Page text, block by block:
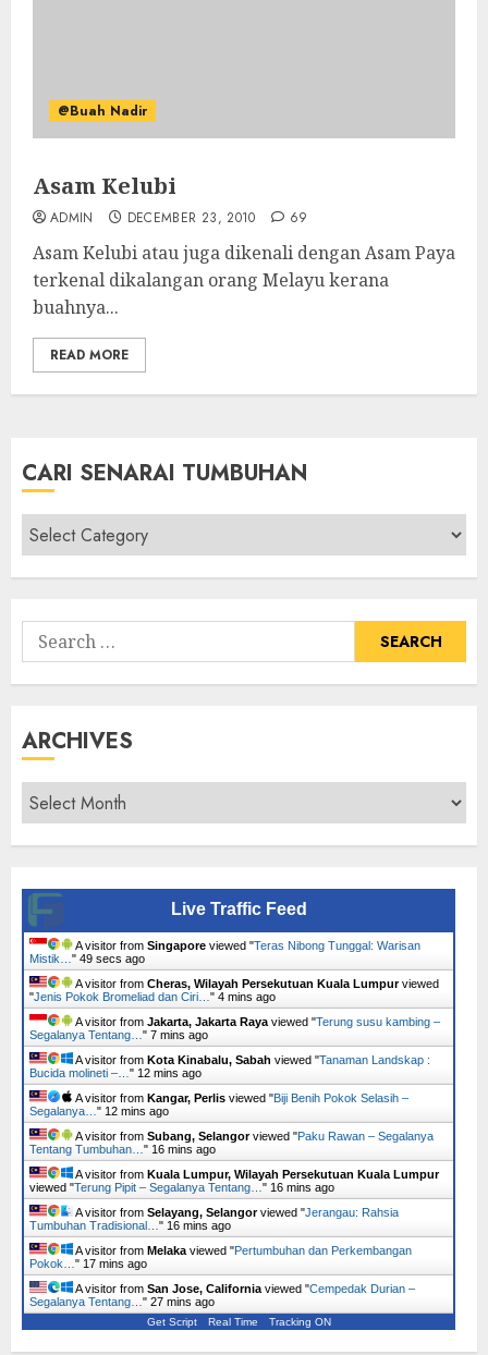
@Buah Nadir
Asam Kelubi
ADMIN DECEMBER 23, 2010 69
Asam Kelubi atau juga dikenali dengan Asam Paya
terkenal dikalangan orang Melayu kerana
buahnya...
READ MORE
CARI SENARAI TUMBUHAN
Cari
Senarai
Tumbuhan
Search
for:
ARCHIVES
Archives
Live Traffic Feed
A visitor from Singapore viewed "Teras Nibong Tunggal: Warisan
Mistik… " 50 secs ago
A visitor from Cheras, Wilayah Persekutuan Kuala Lumpurviewed
"Jenis Pokok Bromeliad dan Ciri… " 4 mins ago
A visitor from Jakarta, Jakarta Raya viewed "Terung susu kambing –
Segalanya Tentang… " 7 mins ago
A visitor from Kota Kinabalu, Sabah viewed "Tanaman Landskap :
Bucida molineti –… " 12 mins ago
A visitor from Kangar, Perlis viewed "Biji Benih Pokok Selasih –
Segalanya… " 12 mins ago
A visitor from Subang, Selangorviewed "Paku Rawan – Segalanya
Tentang Tumbuhan… " 16 mins ago
A visitor from Kuala Lumpur, Wilayah Persekutuan Kuala Lumpur
viewed "Terung Pipit – Segalanya Tentang… " 16 mins ago
A visitor from Selayang, Selangorviewed "Jerangau: Rahsia
Tumbuhan Tradisional… " 16 mins ago
A visitor from Melaka viewed "Pertumbuhan dan Perkembangan
Pokok… " 17 mins ago
A visitor from San Jose, California viewed "Cempedak Durian –
Segalanya Tentang… " 27 mins ago
Get Script Real Time Tracking ON